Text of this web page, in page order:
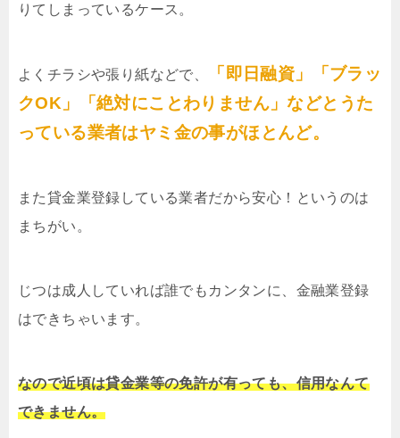
りてしまっているケース。
よくチラシや張り紙などで、
「即日融資」「ブラッ
クOK」「絶対にことわりません」などとうた
っている業者はヤミ金の事がほとんど。
また貸金業登録している業者だから安心！というのは
まちがい。
じつは成人していれば誰でもカンタンに、金融業登録
はできちゃいます。
なので近頃は貸金業等の免許が有っても、信用なんて
できません。